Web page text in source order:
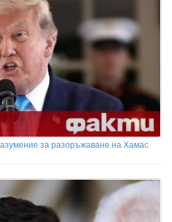
за разоръжаване на Хамас